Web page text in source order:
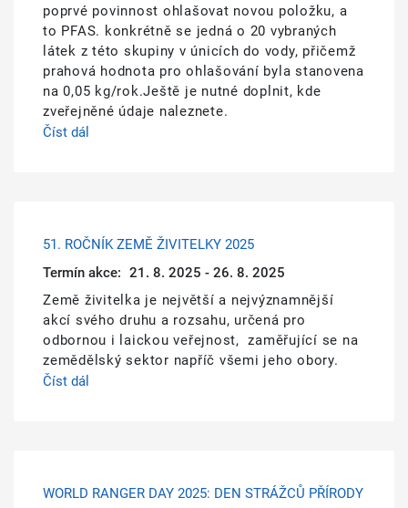
poprvé povinnost ohlašovat novou položku, a
to PFAS. konkrétně se jedná o 20 vybraných
látek z této skupiny v únicích do vody, přičemž
prahová hodnota pro ohlašování byla stanovena
na 0,05 kg/rok.Ještě je nutné doplnit, kde
zveřejněné údaje naleznete.
Číst dál
51. ROČNÍK ZEMĚ ŽIVITELKY 2025
Termín akce: 21. 8. 2025 - 26. 8. 2025
Země živitelka je největší a nejvýznamnější
akcí svého druhu a rozsahu, určená pro
odbornou i laickou veřejnost, zaměřující se na
zemědělský sektor napříč všemi jeho obory.
Číst dál
WORLD RANGER DAY 2025: DEN STRÁŽCŮ PŘÍRODY